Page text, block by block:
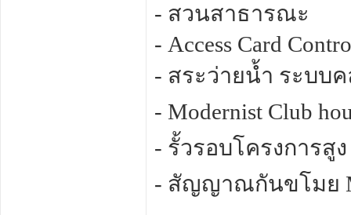
- สวนสาธารณะ
- Access Card
- สระว่ายน้ำ ระบบ
- Modernist Club
- รั้วรอบโครงการสูง
- สัญญาณกันขโมย